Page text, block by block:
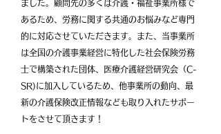
まし​た。顧問先の多くは介護・福祉事業所様で
あるため、労務に関する共通のお悩みなど専門
的に対応させていただきます。また、当事業所
は全国の介護事業経営に特化した社会保険労務
士で構築された団体、
医療介護経営研究会（C-
SR)に加入しているため、他事業所の動向、 最
新の介護保険改正情報​なども取り入れたサポー
トをさせて頂きます​！